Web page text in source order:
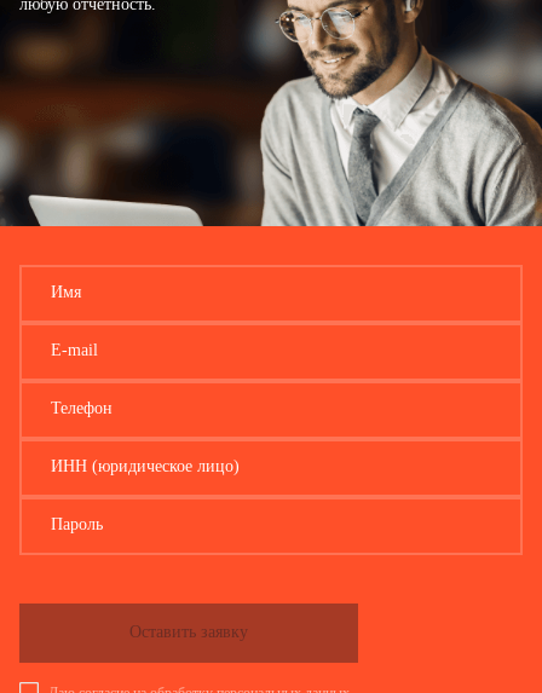
любую отчётность.
Имя
E-mail
Телефон
ИНН (юридическое лицо)
Пароль
Оставить заявку